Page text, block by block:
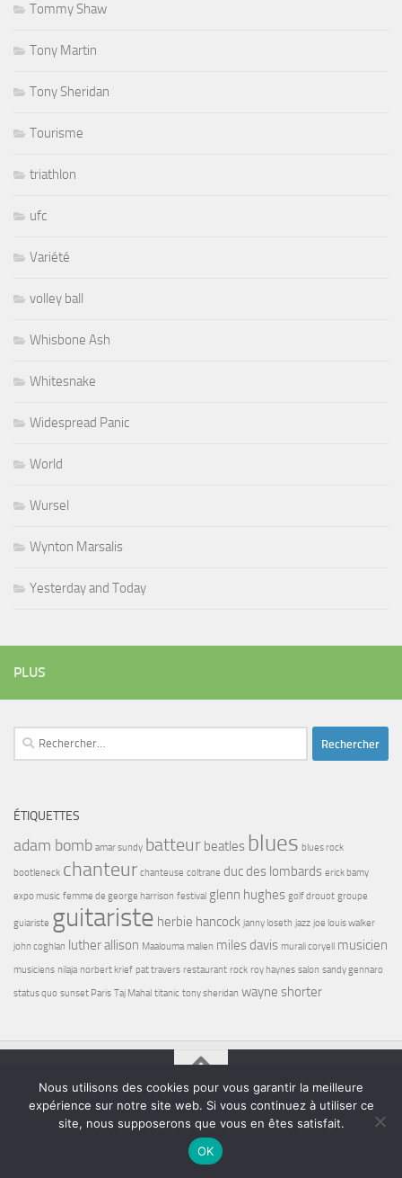
Tommy Shaw
Tony Martin
Tony Sheridan
Tourisme
triathlon
ufc
Variété
volley ball
Whisbone Ash
Whitesnake
Widespread Panic
World
Wursel
Wynton Marsalis
Yesterday and Today
PLUS
Rechercher :
ÉTIQUETTES
adam bomb amar sundy batteur beatles blues blues rock
bootleneck chanteur chanteuse coltrane duc des lombards erick bamy
expo music femme de george harrison festival glenn hughes golf drouot groupe
guiariste guitariste herbie hancock janny loseth jazz joe louis walker
john coghlan luther allison Maalouma malien miles davis murali coryell musicien
musiciens nilaja norbert krief pat travers restaurant rock roy haynes salon sandy gennaro
status quo sunset Paris Taj Mahal titanic tony sheridan wayne shorter
Bel7 Infos © 2026. Tous droits réservés.
Fièrement propulsé par - Conçu parThème Hueman
Nous utilisons des cookies pour vous garantir la meilleure
expérience sur notre site web. Si vous continuez à utiliser ce
site, nous supposerons que vous en êtes satisfait.
OK